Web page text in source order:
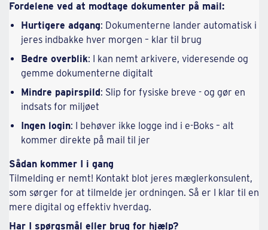
Fordelene ved at modtage dokumenter på mail:
Hurtigere adgang: Dokumenterne lander automatisk i
jeres indbakke hver morgen – klar til brug
Bedre overblik: I kan nemt arkivere, videresende og
gemme dokumenterne digitalt
Mindre papirspild: Slip for fysiske breve - og gør en
indsats for miljøet
Ingen login: I behøver ikke logge ind i e-Boks – alt
kommer direkte på mail til jer
Sådan kommer I i gang
Tilmelding er nemt! Kontakt blot jeres mæglerkonsulent,
som sørger for at tilmelde jer ordningen. Så er I klar til en
mere digital og effektiv hverdag.
Har I spørgsmål eller brug for hjælp?